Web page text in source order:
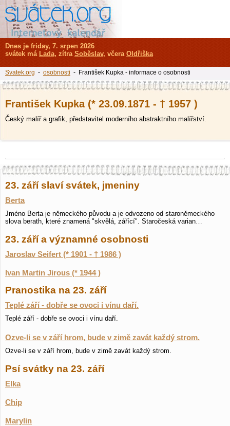
František Kupka (* 23.09.1871 - † 1957 )
Český malíř a grafik, představitel moderního abstraktního malířství.
23. září slaví svátek, jmeniny
Berta
Jméno Berta je německého původu a je odvozeno od staroněmeckého
slova berath, které znamená "skvělá, zářící". Staročeská varian…
23. září a významné osobnosti
Jaroslav Seifert (* 1901 - † 1986 )
Ivan Martin Jirous (* 1944 )
Pranostika na 23. září
Teplé září - dobře se ovoci i vínu daří.
Teplé září - dobře se ovoci i vínu daří.
Ozve-li se v září hrom, bude v zimě zavát každý strom.
Ozve-li se v září hrom, bude v zimě zavát každý strom.
Psí svátky na 23. září
Elka
Chip
Marylin
Dnes je friday, 7. srpen 2026
svátek má Lada, zítra Soběslav, včera Oldřiška
Svatek.org - osobnosti - František Kupka - informace o osobnosti